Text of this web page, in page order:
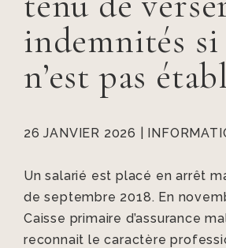
indemnités
n’est pas
26 JANVIER 2026
Un salarié est placé en arrêt
de septembre 2018. En
Caisse primaire d’assurance
reconnait le caractère